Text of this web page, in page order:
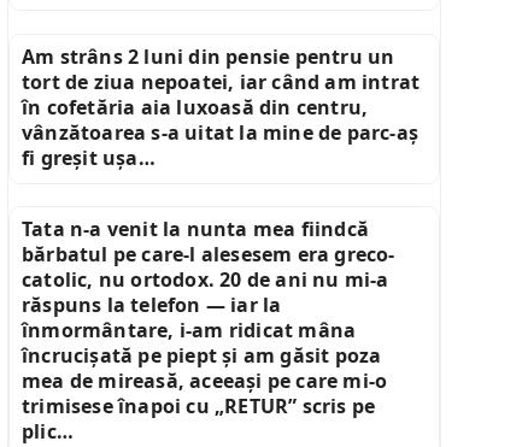
Am strâns 2 luni din pensie pentru un
tort de ziua nepoatei, iar când am intrat
în cofetăria aia luxoasă din centru,
vânzătoarea s-a uitat la mine de parc-aș
fi greșit ușa…
Tata n-a venit la nunta mea fiindcă
bărbatul pe care-l alesesem era greco-
catolic, nu ortodox. 20 de ani nu mi-a
răspuns la telefon — iar la
înmormântare, i-am ridicat mâna
încrucișată pe piept și am găsit poza
mea de mireasă, aceeași pe care mi-o
trimisese înapoi cu „RETUR” scris pe
plic…